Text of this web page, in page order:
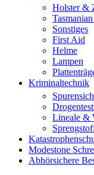
Holster &
Sonstiges
First Aid
Helme
Lampen
Kriminaltechnik
Lineale &
Modestone
Abhörsichere